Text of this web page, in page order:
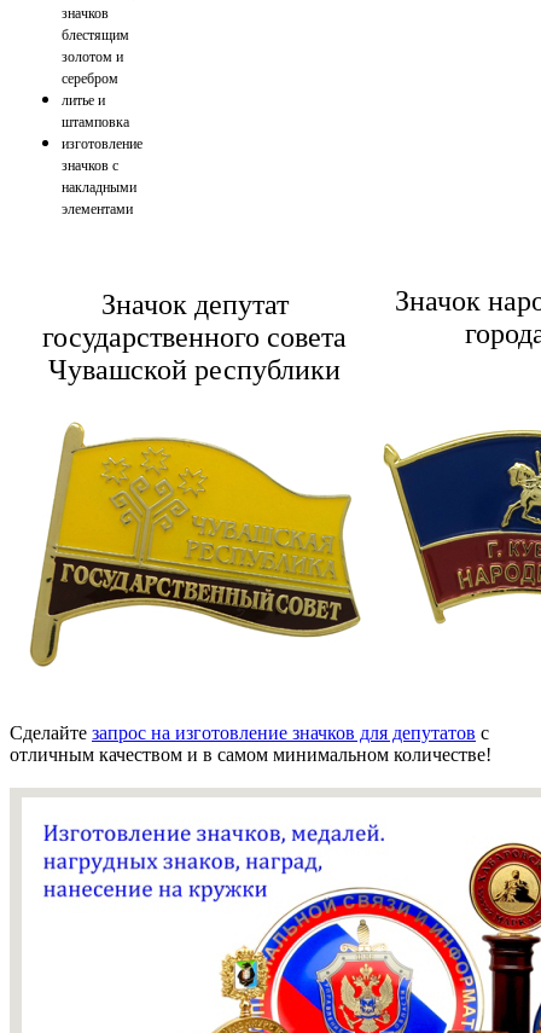
значков
блестящим
золотом и
серебром
литье и
штамповка
изготовление
значков с
накладными
элементами
Значок депутат
государственного совета
Чувашской республики
Значок
Сделайте запрос на изготовление значков для депутатов с
отличным качеством и в самом минимальном количестве!